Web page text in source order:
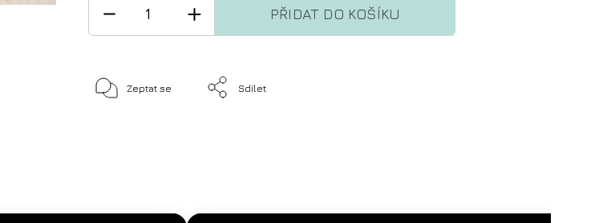
PŘIDAT DO KOŠÍKU
Zeptat se Sdílet